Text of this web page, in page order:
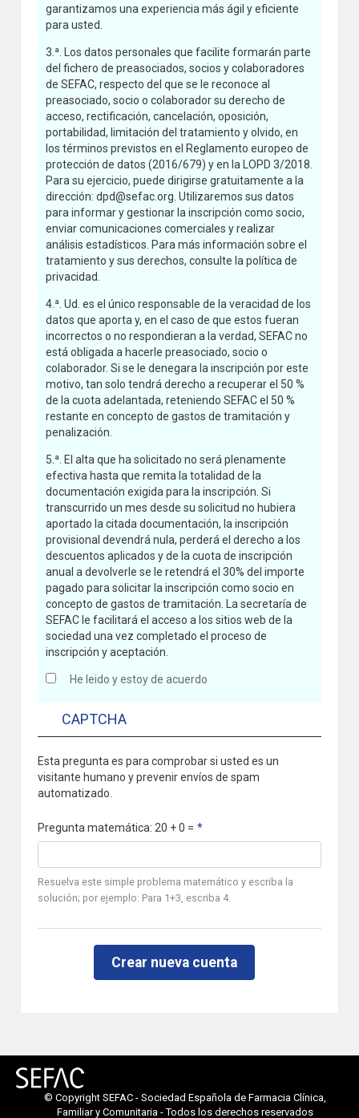
garantizamos una experiencia más ágil y eficiente
para usted.
3.ª. Los datos personales que facilite formarán parte
del fichero de preasociados, socios y colaboradores
de SEFAC, respecto del que se le reconoce al
preasociado, socio o colaborador su derecho de
acceso, rectificación, cancelación, oposición,
portabilidad, limitación del tratamiento y olvido, en
los términos previstos en el Reglamento europeo de
protección de datos (2016/679) y en la LOPD 3/2018.
Para su ejercicio, puede dirigirse gratuitamente a la
dirección: dpd@sefac.org. Utilizaremos sus datos
para informar y gestionar la inscripción como socio,
enviar comunicaciones comerciales y realizar
análisis estadísticos. Para más información sobre el
tratamiento y sus derechos, consulte la política de
privacidad.
4.ª. Ud. es el único responsable de la veracidad de los
datos que aporta y, en el caso de que estos fueran
incorrectos o no respondieran a la verdad, SEFAC no
está obligada a hacerle preasociado, socio o
colaborador. Si se le denegara la inscripción por este
motivo, tan solo tendrá derecho a recuperar el 50 %
de la cuota adelantada, reteniendo SEFAC el 50 %
restante en concepto de gastos de tramitación y
penalización.
5.ª. El alta que ha solicitado no será plenamente
efectiva hasta que remita la totalidad de la
documentación exigida para la inscripción. Si
transcurrido un mes desde su solicitud no hubiera
aportado la citada documentación, la inscripción
provisional devendrá nula, perderá el derecho a los
descuentos aplicados y de la cuota de inscripción
anual a devolverle se le retendrá el 30% del importe
pagado para solicitar la inscripción como socio en
concepto de gastos de tramitación. La secretaría de
SEFAC le facilitará el acceso a los sitios web de la
sociedad una vez completado el proceso de
inscripción y aceptación.
He leido y estoy de acuerdo
CAPTCHA
Esta pregunta es para comprobar si usted es un
visitante humano y prevenir envíos de spam
automatizado.
Pregunta matemática: 20 + 0 =
Resuelva este simple problema matemático y escriba la
solución; por ejemplo: Para 1+3, escriba 4.
© Copyright SEFAC - Sociedad Española de Farmacia Clínica,
Familiar y Comunitaria - Todos los derechos reservados